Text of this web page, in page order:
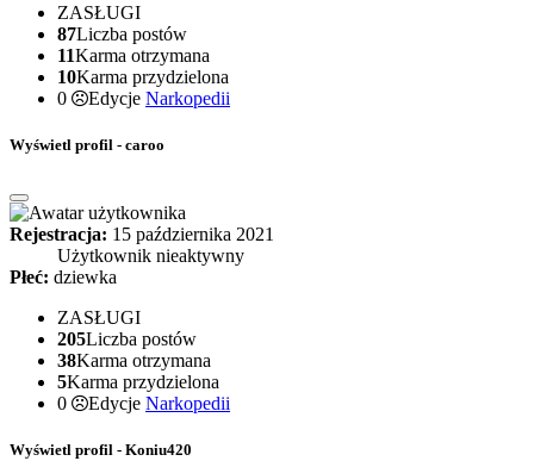
ZASŁUGI
87Liczba postów
11Karma otrzymana
10Karma przydzielona
0
Edycje Narkopedii
Wyświetl profil - caroo
Rejestracja: 15 października 2021
Użytkownik nieaktywny
Płeć: dziewka
ZASŁUGI
205Liczba postów
38Karma otrzymana
5Karma przydzielona
0
Edycje Narkopedii
Wyświetl profil - Koniu420